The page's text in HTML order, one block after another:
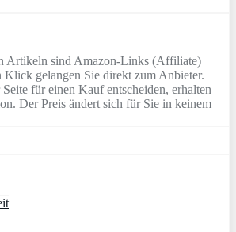
Artikeln sind Amazon-Links (Affiliate)
Klick gelangen Sie direkt zum Anbieter.
für einen Kauf entscheiden, erhalten
Der Preis ändert sich für Sie in keinem